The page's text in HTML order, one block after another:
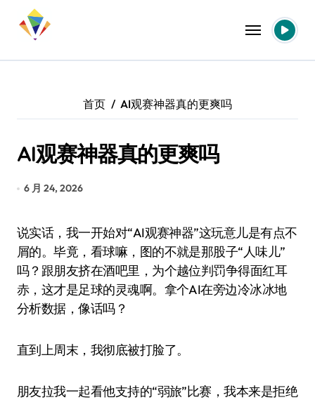
首页 AI观赛神器真的更爽吗
AI观赛神器真的更爽吗
6 月 24, 2026
说实话，我一开始对“AI观赛神器”这玩意儿是有点不
屑的。毕竟，看球嘛，图的不就是那股子“人味儿”
吗？跟朋友挤在酒吧里，为个越位判罚争得面红耳
赤，这才是足球的灵魂啊。拿个AI在旁边冷冰冰地
分析数据，像话吗？
直到上周末，我彻底被打脸了。
朋友拉我一起看他支持的“弱旅”比赛，我本来是拒绝